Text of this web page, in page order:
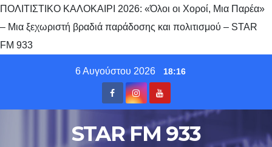
ΠΟΛΙΤΙΣΤΙΚΟ ΚΑΛΟΚΑΙΡΙ 2026: «Όλοι οι Χοροί, Μια Παρέα»
– Μια ξεχωριστή βραδιά παράδοσης και πολιτισμού – STAR
FM 933
6 Αυγούστου 2026 18:16
STAR FM 933